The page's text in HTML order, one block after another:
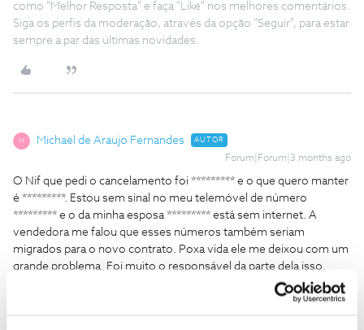
como "Melhor Resposta" e faça "Like" nos melhores comentários.
Siga os perfis da moderação, através da opção "Seguir", para estar
sempre a par das últimas novidades.
M Michael de Araujo Fernandes AUTOR
Forum|Forum|3 months ago
O Nif que pedi o cancelamento foi ********* e o que quero manter
é *********. Estou sem sinal no meu telemóvel de número
********* e o da minha esposa ********* está sem internet. A
vendedora me falou que esses números também seriam
migrados para o novo contrato. Poxa vida ele me deixou com um
grande problema. Foi muito o responsável da parte dela isso.